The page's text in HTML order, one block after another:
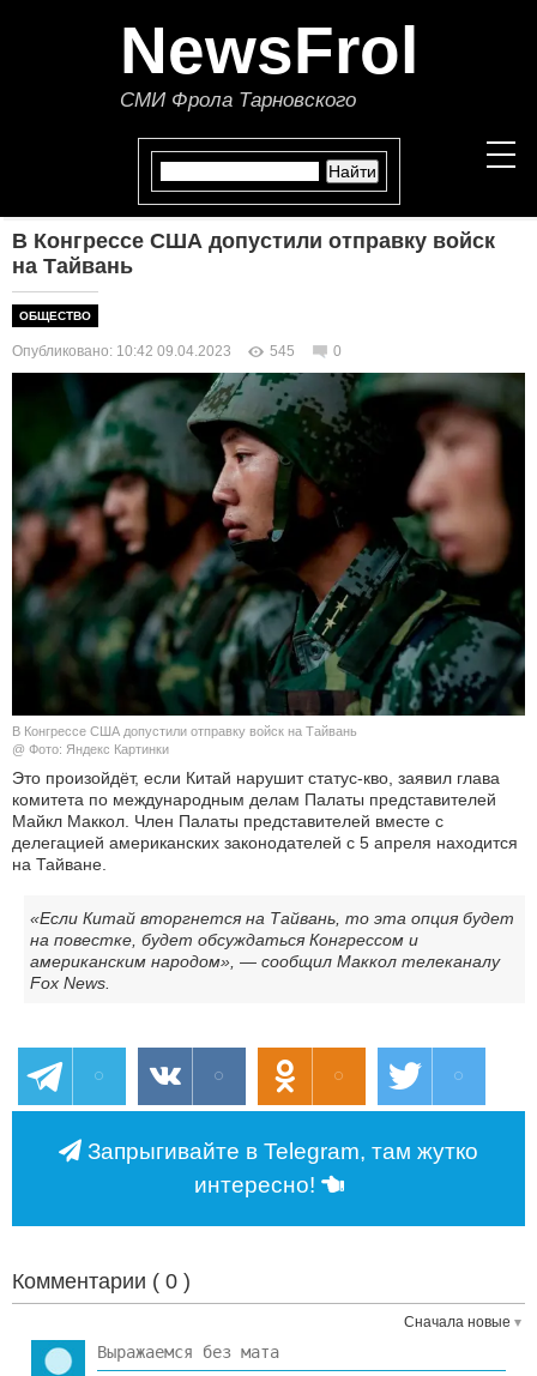
NewsFrol
СМИ Фрола Тарновского
ПОЛИТИКА
ЭКОНОМИКА
В МИРЕ
ОБЩЕСТВО
КУЛЬТУРА
НАУКА
СПОРТ
АВТО И МОТО
ЭГОИЗМ
БЛОГ
В Конгрессе США допустили отправку войск
на Тайвань
ОБЩЕСТВО
Опубликовано: 10:42 09.04.2023 545 0
В Конгрессе США допустили отправку войск на Тайвань
@ Фото: Яндекс Картинки
Это произойдёт, если Китай нарушит статус-кво, заявил глава
комитета по международным делам Палаты представителей
Майкл Маккол. Член Палаты представителей вместе с
делегацией американских законодателей с 5 апреля находится
на Тайване.
«Если Китай вторгнется на Тайвань, то эта опция будет
на повестке, будет обсуждаться Конгрессом и
американским народом», — сообщил Маккол телеканалу
Fox News.
Запрыгивайте в Telegram, там жутко
интересно!
Комментарии ( 0 )
Сначала новые